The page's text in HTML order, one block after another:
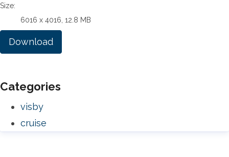
Size:
6016 x 4016, 12.8 MB
Download
Categories
visby
cruise